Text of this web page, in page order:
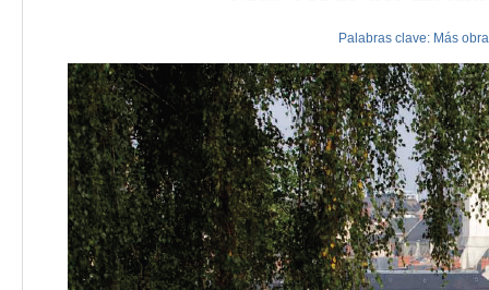
Palabras clave: Más